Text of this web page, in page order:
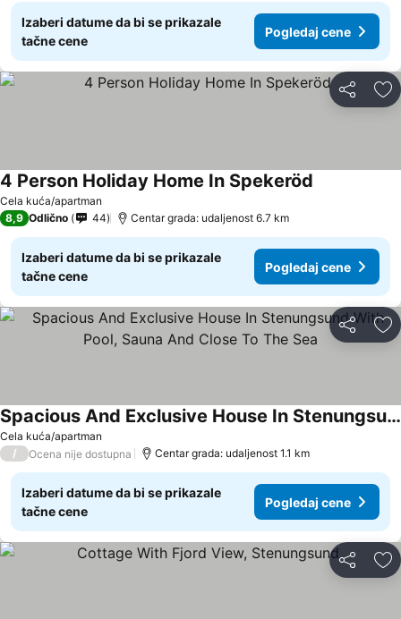
Izaberi datume da bi se prikazale
tačne cene
Pogledaj cene
Deli
Cela kuća/apartman
4 Person Holiday Home In Spekeröd
8,9 Odlično 44 Centar grada: udaljenost 6.7 km
Izaberi datume da bi se prikazale
tačne cene
Pogledaj cene
Deli
Cela kuća/apartman
Spacious And Exclusive House In Stenungsund With Pool, Sauna And Close To The Sea
/ Ocena nije dostupna Centar grada: udaljenost 1.1 km
Izaberi datume da bi se prikazale
tačne cene
Pogledaj cene
Deli